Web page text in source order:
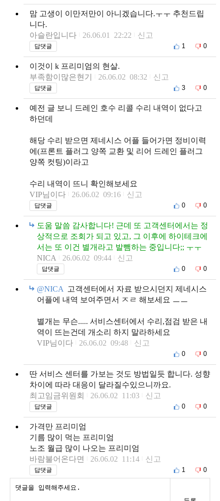
맘 고생이 이만저만이 아니겠습니다.ㅜㅜ 추천드립
니다.
아슬란입니다
26.06.01 22:22 신고
답댓글 1 0
이것이 k 프리미엄의 현살.
부족함이많은현기
26.06.02 08:32 신고
답댓글 3 0
예전 글 보니 드레인 호수 리콜 수리 내역이 없다고
하던데
해당 수리 받으면 제네시스 어플 들어가면 정비이력
에(프론트 플러그 양쪽 교환 및 리어 드레인 플러그
양쪽 컷팅)이라고
수리 내역이 뜨니 확인해보세요
VIP님이다
26.06.02 09:16 신고
답댓글 0 0
도움 말씀 감사합니다! 근데 또 고객센터에서는 정
상적으로 조회가 되고 있고, 그 이후에 하이테크에
서는 또 이건 별개라고 발뺌하는 중입니다;; ㅜㅜ
NICA
26.06.02 09:44 신고
답댓글 0 0
@NICA
고객센터에서 자료 받으시던지 제네시스
어플에 내역 보여주면서 ㅈㄹ 해보세요 ㅡㅡ
별개는 무슨..... 서비스센터에서 수리,점검 받은 내
역이 뜨는건데 개소리 하지 말라하세요
VIP님이다
26.06.02 09:48 신고
0 0
딴 서비스 센터를 가보는 것도 방법일듯 합니다. 성향
차이에 따라 대응이 달라질수있으니까요.
최고임금위원회
26.06.02 11:03 신고
답댓글 0 0
가격만 프리미엄
기름 많이 먹는 프리미엄
노조 월급 많이 나오는 프리미엄
바람불어온다면
26.06.02 11:14 신고
답댓글 1 0